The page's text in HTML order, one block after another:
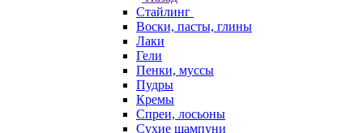
Стайлинг
Воски, пасты, глины
Лаки
Гели
Пенки, муссы
Пудры
Кремы
Спреи, лосьоны
Сухие шампуни